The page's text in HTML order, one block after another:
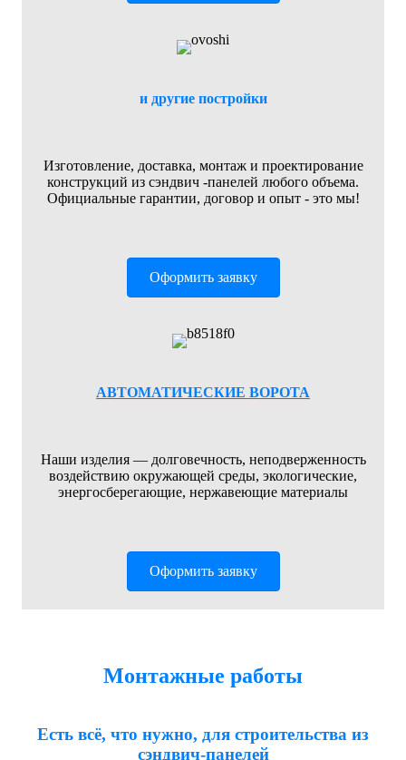
и другие постройки
Изготовление, доставка, монтаж и проектирование
конструкций из сэндвич -панелей любого объема.
Официальные гарантии, договор и опыт - это мы!
Оформить заявку
АВТОМАТИЧЕСКИЕ ВОРОТА
Наши изделия — долговечность, неподверженность
воздействию окружающей среды, экологические,
энергосберегающие, нержавеющие материалы
Оформить заявку
Монтажные работы
Есть всё, что нужно, для строительства из
сэндвич-панелей